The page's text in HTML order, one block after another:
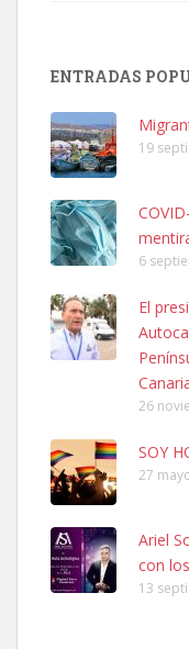
Leales.org » Gran
Ninfa perdida
El día 5 se los perdió
calle, se perdió por la
Leales.org » Gran
Adopcion
Busco casa de
no la puedo tener. Solo
ENTRADAS
19
6
El
26
SOY
27
Ariel
con
13